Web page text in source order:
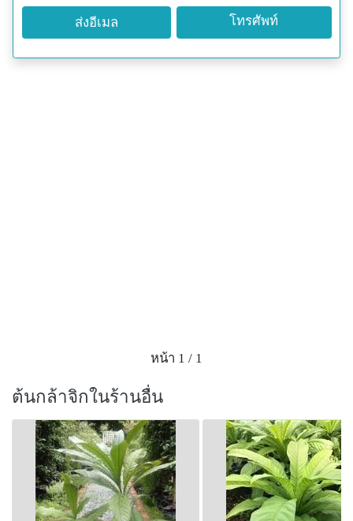
แยกเป็น 4 แฉก รูปครึ่งวงกลม กลีบดอก 4 กลีบ เกสรเพศผู้
จำนวนมากสีชมพูอ่อน มีกลิ่นหอม
ส่งอีเมล โทรศัพท์
หน้า 1 / 1
ต้นกล้าจิกในร้านอื่น